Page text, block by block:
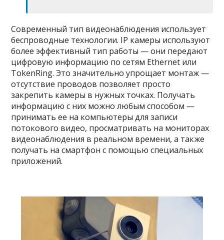
Современный тип видеонаблюдения использует
беспроводные технологии. IP камеры используют
более эффективный тип работы — они передают
цифровую информацию по сетям Ethernet или
TokenRing. Это значительно упрощает монтаж —
отсутствие проводов позволяет просто
закрепить камеры в нужных точках. Получать
информацию с них можно любым способом —
принимать ее на компьютеры для записи
потокового видео, просматривать на мониторах
видеонаблюдения в реальном времени, а также
получать на смартфон с помощью специальных
приложений.